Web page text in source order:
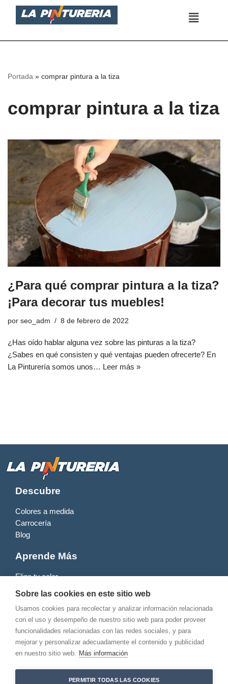
Saltar
al
Portada » comprar pintura a la tiza
comprar pintura a la tiza
¿Para qué comprar pintura a la tiza?
¡Para decorar tus muebles!
por seo_adm 8 de febrero de 2022
¿Has oído hablar alguna vez sobre las pinturas a la tiza?
¿Sabes en qué consisten y qué ventajas pueden ofrecerte? En
La Pinturería somos unos… Leer más »
Descubre
Colores a medida
Carrocería
Blog
Aprende Más
Elige tu color
Productos
Sobre las cookies en este sitio web
Usamos cookies para recolectar y analizar información relacionada
con el uso y desempeño de nuestro sitio web para poder proveer
funcionalidades relacionadas con las redes sociales, y para
mejorar y personalizar adecuadamente el contenido y publicidad
en nuestro sitio web. Más información
PERMITIR TODAS LAS COOKIES